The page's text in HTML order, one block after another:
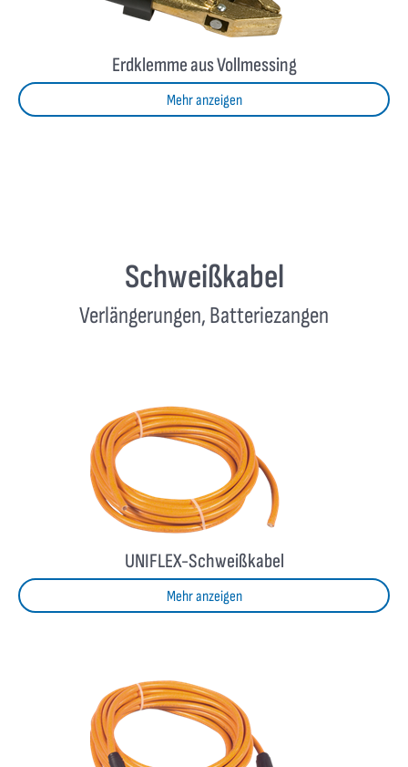
Erdklemme aus Vollmessing
Mehr anzeigen
Schweißkabel
Verlängerungen, Batteriezangen
UNIFLEX-Schweißkabel
Mehr anzeigen